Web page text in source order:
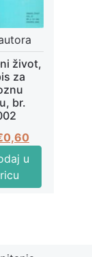
život,
za
br.
cijena
0,60
cijena
u